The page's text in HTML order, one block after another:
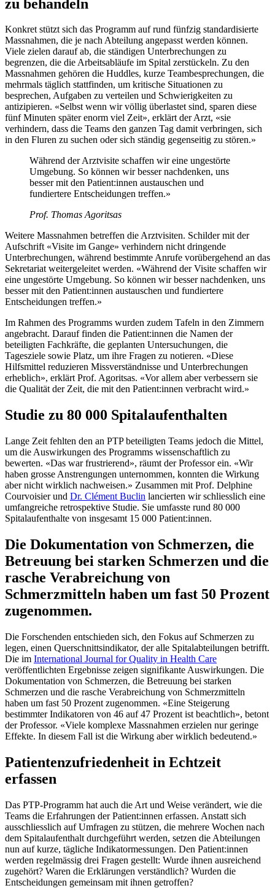
zu behandeln
Konkret stützt sich das Programm auf rund fünfzig standardisierte
Massnahmen, die je nach Abteilung angepasst werden können.
Viele zielen darauf ab, die ständigen Unterbrechungen zu
begrenzen, die die Arbeitsabläufe im Spital zerstückeln. Zu den
Massnahmen gehören die Huddles, kurze Teambesprechungen, die
mehrmals täglich stattfinden, um kritische Situationen zu
besprechen, Aufgaben zu verteilen und Schwierigkeiten zu
antizipieren. «Selbst wenn wir völlig überlastet sind, sparen diese
fünf Minuten später enorm viel Zeit», erklärt der Arzt, «sie
verhindern, dass die Teams den ganzen Tag damit verbringen, sich
in den Fluren zu suchen oder sich ständig gegenseitig zu stören.»
Während der Arztvisite schaffen wir eine ungestörte
Umgebung. So können wir besser nachdenken, uns
besser mit den Patient:innen austauschen und
fundiertere Entscheidungen treffen.»
Prof. Thomas Agoritsas
Weitere Massnahmen betreffen die Arztvisiten. Schilder mit der
Aufschrift «Visite im Gange» verhindern nicht dringende
Unterbrechungen, während bestimmte Anrufe vorübergehend an das
Sekretariat weitergeleitet werden. «Während der Visite schaffen wir
eine ungestörte Umgebung. So können wir besser nachdenken, uns
besser mit den Patient:innen austauschen und fundiertere
Entscheidungen treffen.»
Im Rahmen des Programms wurden zudem Tafeln in den Zimmern
angebracht. Darauf finden die Patient:innen die Namen der
beteiligten Fachkräfte, die geplanten Untersuchungen, die
Tagesziele sowie Platz, um ihre Fragen zu notieren. «Diese
Hilfsmittel reduzieren Missverständnisse und Unterbrechungen
erheblich», erklärt Prof. Agoritsas. «Vor allem aber verbessern sie
die Qualität der Zeit, die mit den Patient:innen verbracht wird.»
Studie zu 80 000 Spitalaufenthalten
Lange Zeit fehlten den an PTP beteiligten Teams jedoch die Mittel,
um die Auswirkungen des Programms wissenschaftlich zu
bewerten. «Das war frustrierend», räumt der Professor ein. «Wir
haben grosse Anstrengungen unternommen, konnten die Wirkung
aber nicht wirklich nachweisen.» Zusammen mit Prof. Delphine
Courvoisier und Dr. Clément Buclin lancierten wir schliesslich eine
umfangreiche retrospektive Studie. Sie umfasste rund 80 000
Spitalaufenthalte von insgesamt 15 000 Patient:innen.
Die Dokumentation von Schmerzen, die
Betreuung bei starken Schmerzen und die
rasche Verabreichung von
Schmerzmitteln haben um fast 50 Prozent
zugenommen.
Die Forschenden entschieden sich, den Fokus auf Schmerzen zu
legen, einen Querschnittsindikator, der alle Spitalabteilungen betrifft.
Die im International Journal for Quality in Health Care
veröffentlichten Ergebnisse zeigen signifikante Auswirkungen. Die
Dokumentation von Schmerzen, die Betreuung bei starken
Schmerzen und die rasche Verabreichung von Schmerzmitteln
haben um fast 50 Prozent zugenommen. «Eine Steigerung
bestimmter Indikatoren von 46 auf 47 Prozent ist beachtlich», betont
der Professor. «Viele komplexe Massnahmen erzielen nur geringe
Effekte. In diesem Fall ist die Wirkung aber wirklich bedeutend.»
Patientenzufriedenheit in Echtzeit
erfassen
Das PTP-Programm hat auch die Art und Weise verändert, wie die
Teams die Erfahrungen der Patient:innen erfassen. Anstatt sich
ausschliesslich auf Umfragen zu stützen, die mehrere Wochen nach
dem Spitalaufenthalt durchgeführt werden, setzen die Abteilungen
nun auf kurze, tägliche Indikatormessungen. Den Patient:innen
werden regelmässig drei Fragen gestellt: Wurde ihnen ausreichend
zugehört? Waren die Erklärungen verständlich? Wurden die
Entscheidungen gemeinsam mit ihnen getroffen?